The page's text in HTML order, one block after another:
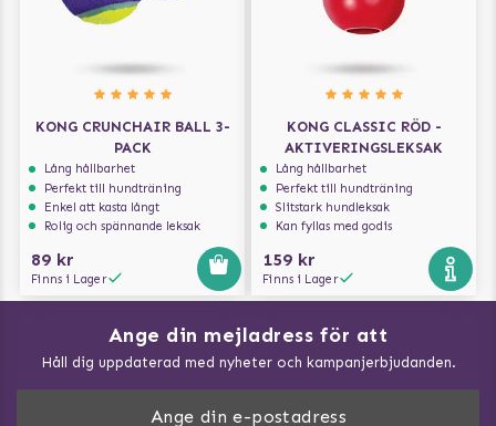
KONG CRUNCHAIR BALL 3-
PACK
Lång hållbarhet
Perfekt till hundträning
Enkel att kasta långt
Rolig och spännande leksak
89 kr
Finns i Lager
KONG CLASSIC RÖD -
AKTIVERINGSLEKSAK
Lång hållbarhet
Perfekt till hundträning
Slitstark hundleksak
Kan fyllas med godis
159 kr
Finns i Lager
Ange din mejladress för att
Håll dig uppdaterad med nyheter och kampanjerbjudanden.
Vad kan hundar äta?